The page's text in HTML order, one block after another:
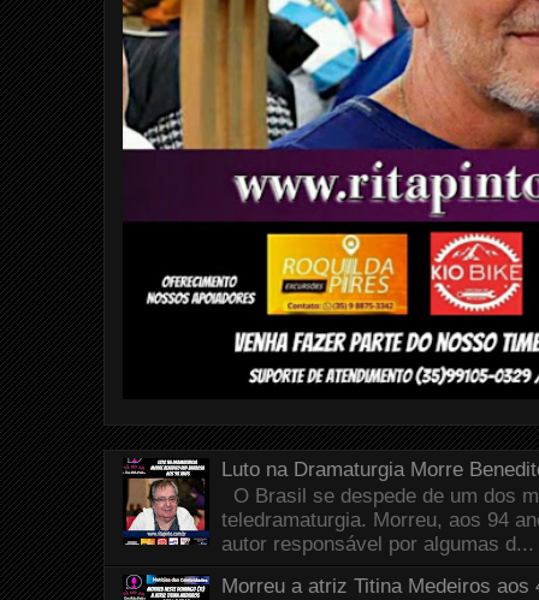
Luto na Dramaturgia Morre
O Brasil se despede de um dos
teledramaturgia. Morreu, aos 94
autor responsável por algumas d...
Morreu a atriz Titina Medeiros aos